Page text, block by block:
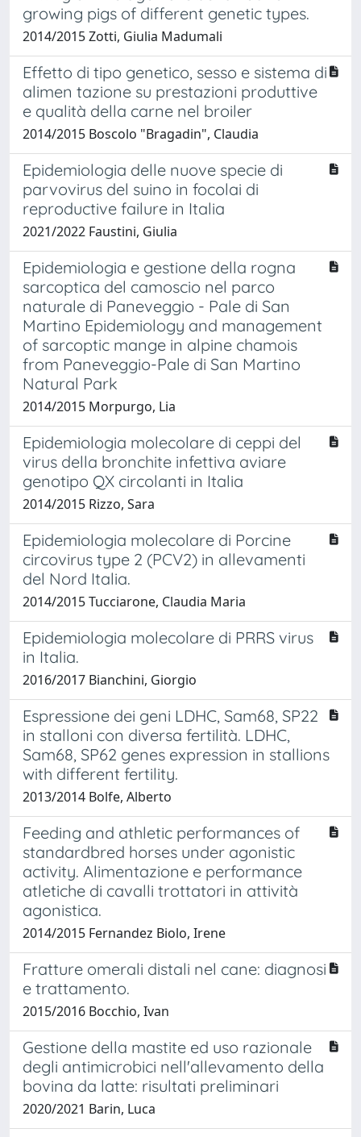
growing pigs of different genetic types.
2014/2015 Zotti, Giulia Madumali
Effetto di tipo genetico, sesso e sistema di
alimen tazione su prestazioni produttive
e qualità della carne nel broiler
2014/2015 Boscolo "Bragadin", Claudia
Epidemiologia delle nuove specie di
parvovirus del suino in focolai di
reproductive failure in Italia
2021/2022 Faustini, Giulia
Epidemiologia e gestione della rogna
sarcoptica del camoscio nel parco
naturale di Paneveggio - Pale di San
Martino Epidemiology and management
of sarcoptic mange in alpine chamois
from Paneveggio-Pale di San Martino
Natural Park
2014/2015 Morpurgo, Lia
Epidemiologia molecolare di ceppi del
virus della bronchite infettiva aviare
genotipo QX circolanti in Italia
2014/2015 Rizzo, Sara
Epidemiologia molecolare di Porcine
circovirus type 2 (PCV2) in allevamenti
del Nord Italia.
2014/2015 Tucciarone, Claudia Maria
Epidemiologia molecolare di PRRS virus
in Italia.
2016/2017 Bianchini, Giorgio
Espressione dei geni LDHC, Sam68, SP22
in stalloni con diversa fertilità. LDHC,
Sam68, SP62 genes expression in stallions
with different fertility.
2013/2014 Bolfe, Alberto
Feeding and athletic performances of
standardbred horses under agonistic
activity. Alimentazione e performance
atletiche di cavalli trottatori in attività
agonistica.
2014/2015 Fernandez Biolo, Irene
Fratture omerali distali nel cane: diagnosi
e trattamento.
2015/2016 Bocchio, Ivan
Gestione della mastite ed uso razionale
degli antimicrobici nell'allevamento della
bovina da latte: risultati preliminari
2020/2021 Barin, Luca